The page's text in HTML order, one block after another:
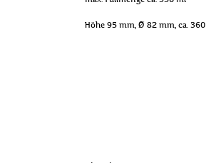
Höhe 95 mm, Ø 82 mm, ca.